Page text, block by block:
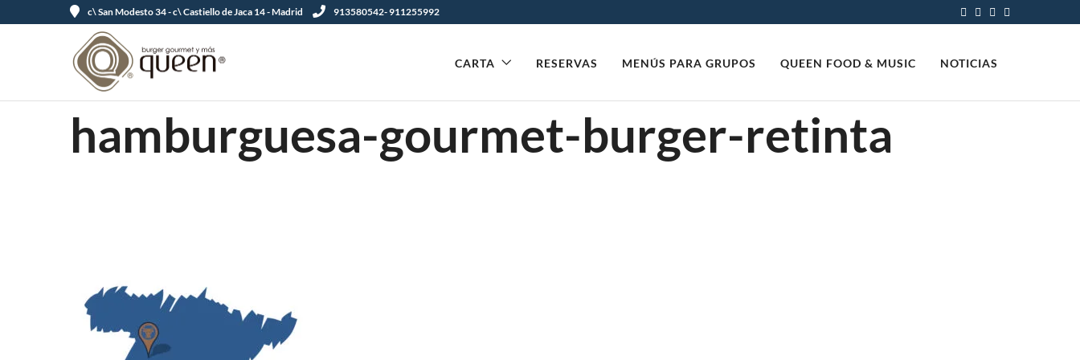
c\ San Modesto 34 - c\ Castiello de Jaca 14 - Madrid 913580542- 911255992
CARTA RESERVAS MENÚS PARA GRUPOS QUEEN FOOD & MUSIC NOTICIAS
hamburguesa-gourmet-burger-retinta